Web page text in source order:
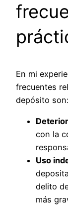
En mi
frecuentes
depósito son:
con la
Uso
delito
más